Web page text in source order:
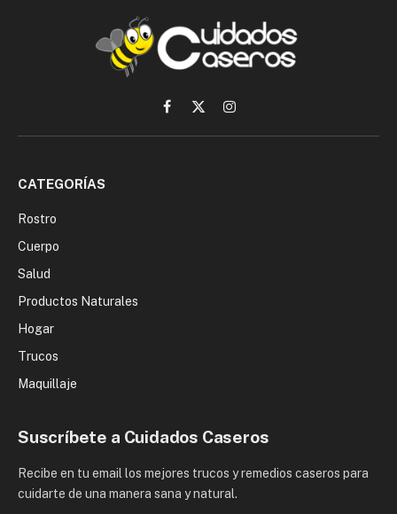
Facebook
X
(Twitter)
Instagram
CATEGORÍAS
Rostro
Cuerpo
Salud
Productos Naturales
Hogar
Trucos
Maquillaje
Suscríbete a Cuidados Caseros
Recibe en tu email los mejores trucos y remedios caseros para
cuidarte de una manera sana y natural.